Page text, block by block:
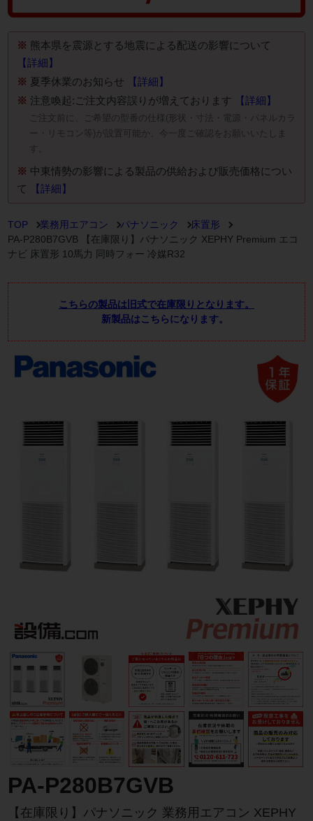
※ 熊本県を震源とする地震による配送の影響について
【詳細】
※ 夏季休業のお知らせ
【詳細】
※ 注意喚起:ご注文内容誤りが増えております 【詳細】
ご注文前に、ご希望の型番の仕様(形状・寸法・電源・パネルカラ
ー・リモコン等)が設置可能か、今一度ご確認をお願いいたしま
※ 中東情勢の影響による製品の供給および販売価格につい
て
【詳細】
TOP 業務用エアコン パナソニック
床置形
PA-P280B7GVB 【在庫限り】パナソニック XEPHY Premium エコ
ナビ 床置形 10馬力 同時フォー 冷媒R32
こちらの製品は旧式で在庫限りとなります。
新製品はこちらになります。
PA-P280B7GVB
【在庫限り】パナソニック 業務用エアコン XEPHY